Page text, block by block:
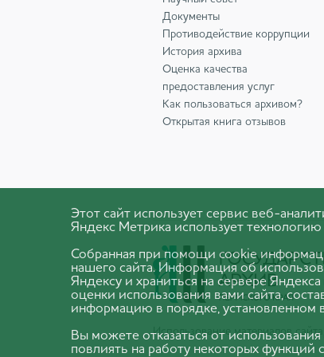
Документы
Противодействие коррупции
История архива
Оценка качества
предоставления услуг
Как пользоваться архивом?
Открытая книга отзывов
Использование материалов
Этот сайт использует сервис веб-
Яндекс Метрика использует
Собранная при помощи cookie
нашего сайта. Информация об
Яндексу и храниться на сервере
оценки использования вами сайта,
информацию в порядке, установленном
Вы можете отказаться от
повлиять на работу некоторых функций